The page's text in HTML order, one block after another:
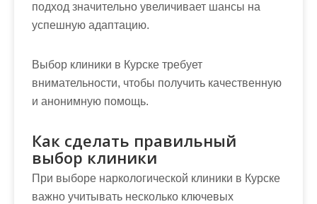
подход значительно увеличивает шансы на
успешную адаптацию.
Выбор клиники в Курске требует
внимательности, чтобы получить качественную
и анонимную помощь.
Как сделать правильный
выбор клиники
При выборе наркологической клиники в Курске
важно учитывать несколько ключевых